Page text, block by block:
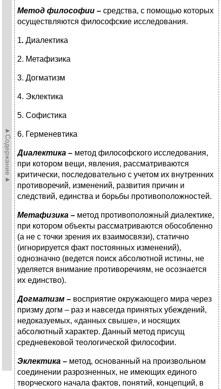
►Содержание►
Метод философии – средства, с помощью которых
осуществляются философские исследования.
1. Диалектика
2. Метафизика
3. Догматизм
4. Эклектика
5. Софистика
6. Герменевтика
Диалектика – метод философского исследования,
при котором вещи, явления, рассматриваются
критически, последовательно с учетом их внутренних
противоречий, изменений, развития причин и
следствий, единства и борьбы противоположностей.
Метафизика – метод противоположный диалектике,
при котором объекты рассматриваются обособленно
(а не с точки зрения их взаимосвязи), статично
(игнорируется факт постоянных изменений),
однозначно (ведется поиск абсолютной истины, не
уделяется внимание противоречиям, не осознается
их единство).
Догматизм – восприятие окружающего мира через
призму догм – раз и навсегда принятых убеждений,
недоказуемых, «данных свыше», и носящих
абсолютный характер. Данный метод присущ
средневековой теологической философии.
Эклектика – метод, основанный на произвольном
соединении разрозненных, не имеющих единого
творческого начала фактов, понятий, концепций, в